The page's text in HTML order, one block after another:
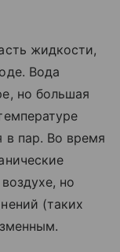
жидкости,
Вода
но большая
в пар. Во время
но
(таких